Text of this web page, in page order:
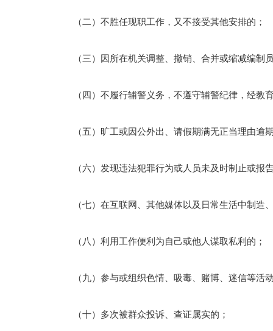
（二）不胜任现职工作，又不接受其他安排的；
（三）因所在机关调整、撤销、合并或缩减编制
（四）不履行辅警义务，不遵守辅警纪律，经教
（五）旷工或因公外出、请假期满无正当理由逾
（六）发现违法犯罪行为或人员未及时制止或报
（七）在互联网、其他媒体以及日常生活中制造
（八）利用工作便利为自己或他人谋取私利的；
（九）参与或组织色情、吸毒、赌博、迷信等活
（十）多次被群众投诉、查证属实的；